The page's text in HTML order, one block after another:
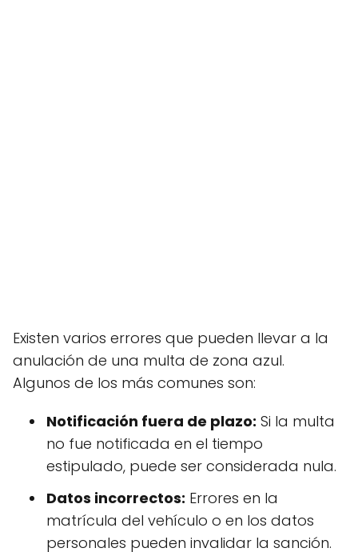
Existen varios errores que pueden llevar a la
anulación de una multa de zona azul.
Algunos de los más comunes son:
Notificación fuera de plazo: Si la multa
no fue notificada en el tiempo
estipulado, puede ser considerada nula.
Datos incorrectos: Errores en la
matrícula del vehículo o en los datos
personales pueden invalidar la sanción.